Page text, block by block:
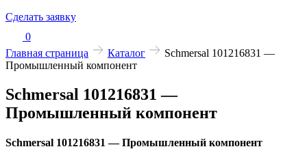
Сделать заявку
0
Главная страница
Каталог
Schmersal 101216831 —
Промышленный компонент
Schmersal 101216831 —
Промышленный компонент
Schmersal 101216831 — Промышленный компонент